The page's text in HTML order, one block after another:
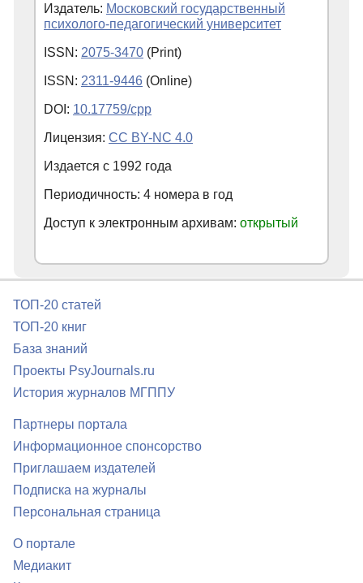
Издатель: Московский государственный
психолого-педагогический университет
ISSN: 2075-3470 (Print)
ISSN: 2311-9446 (Online)
DOI: 10.17759/cpp
Лицензия: CC BY-NC 4.0
Издается с 1992 года
Периодичность: 4 номера в год
Доступ к электронным архивам: открытый
ТОП-20 статей
ТОП-20 книг
База знаний
Проекты PsyJournals.ru
История журналов МГППУ
Партнеры портала
Информационное спонсорство
Приглашаем издателей
Подписка на журналы
Персональная страница
О портале
Медиакит